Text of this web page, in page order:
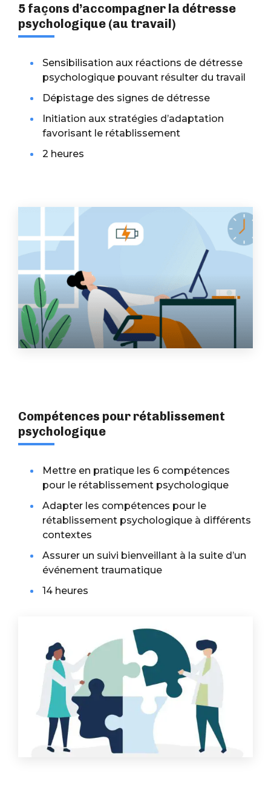
5 façons d’accompagner la détresse
psychologique (au travail)
Sensibilisation aux réactions de détresse
psychologique pouvant résulter du travail
Dépistage des signes de détresse
Initiation aux stratégies d’adaptation
favorisant le rétablissement
2 heures
Compétences pour rétablissement
psychologique
Mettre en pratique les 6 compétences
pour le rétablissement psychologique
Adapter les compétences pour le
rétablissement psychologique à différents
contextes
Assurer un suivi bienveillant à la suite d’un
événement traumatique
14 heures